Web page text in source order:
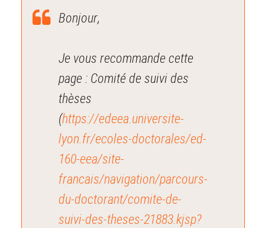
Bonjour,
Je vous recommande cette
page : Comité de suivi des
thèses
(https://edeea.universite-
lyon.fr/ecoles-doctorales/ed-
160-eea/site-
francais/navigation/parcours-
du-doctorant/comite-de-
suivi-des-theses-21883.kjsp?